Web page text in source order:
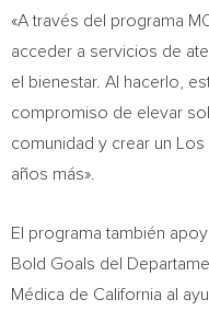
«A través del programa
acceder a servicios de
el bienestar. Al hacerlo,
compromiso de elevar
comunidad y crear un
años más».
El programa también
Bold Goals del
Médica de California al